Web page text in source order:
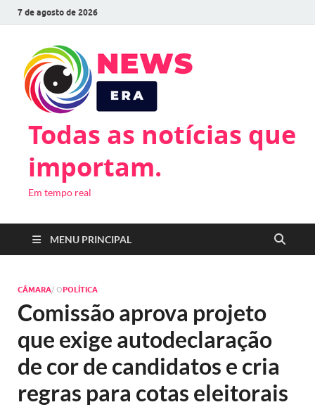
7 de agosto de 2026
Todas as notícias que
importam.
Em tempo real
MENU PRINCIPAL
CÂMARA/ OPOLÍTICA
Comissão aprova projeto
que exige autodeclaração
de cor de candidatos e cria
regras para cotas eleitorais